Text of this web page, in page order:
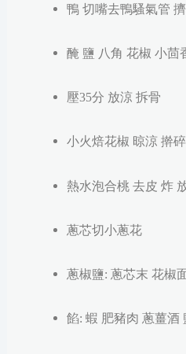
鴨 切嘴去鴨騷氣管
醃 鹽 八角 花椒 小茴
壓35分 放涼 拆骨
小火焙花椒 晾涼 擀
熱水泡合桃 去皮 炸
蔥芯切小蔥花
蔥椒鹽: 蔥芯末 花椒
餡: 蝦 肥豬肉 蔥薑酒